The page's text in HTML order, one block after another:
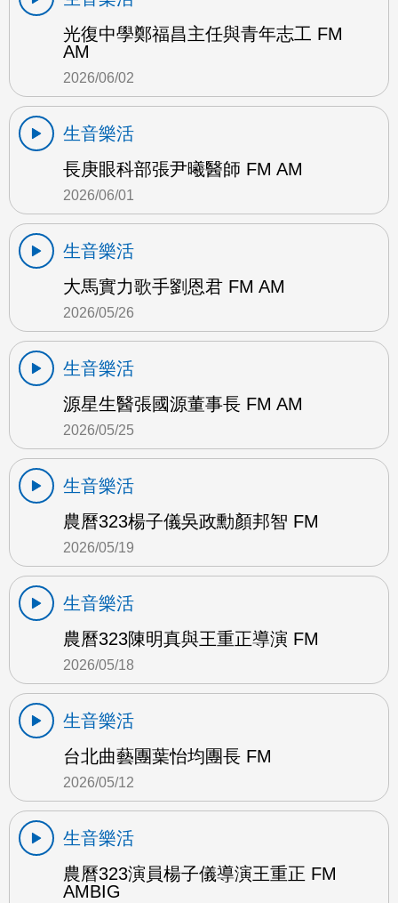
光復中學鄭福昌主任與青年志工 FM
AM
2026/06/02
生音樂活
長庚眼科部張尹曦醫師 FM AM
2026/06/01
生音樂活
大馬實力歌手劉恩君 FM AM
2026/05/26
生音樂活
源星生醫張國源董事長 FM AM
2026/05/25
生音樂活
農曆323楊子儀吳政勳顏邦智 FM
2026/05/19
生音樂活
農曆323陳明真與王重正導演 FM
2026/05/18
生音樂活
台北曲藝團葉怡均團長 FM
2026/05/12
生音樂活
農曆323演員楊子儀導演王重正 FM
AMBIG